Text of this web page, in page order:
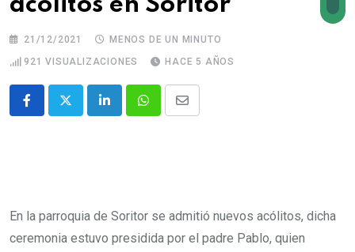
acólitos en Soritor
21/12/2021
MENOS DE UN MINUTO
921 VISUALIZACIONES HACE 5 AÑOS
En la parroquia de Soritor se admitió nuevos acólitos, dicha
ceremonia estuvo presidida por el padre Pablo, quien